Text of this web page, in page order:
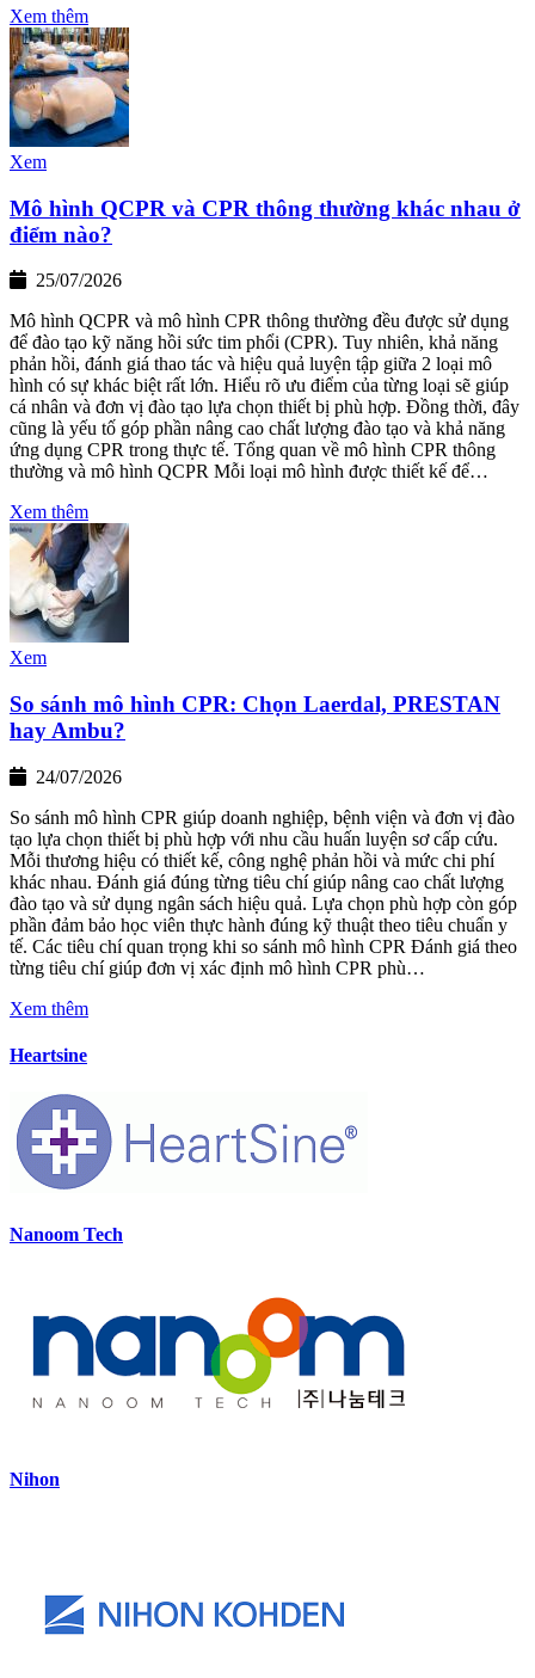
Xem thêm
Xem
Mô hình QCPR và CPR thông thường khác nhau ở
điểm nào?
25/07/2026
Mô hình QCPR và mô hình CPR thông thường đều được sử dụng
để đào tạo kỹ năng hồi sức tim phổi (CPR). Tuy nhiên, khả năng
phản hồi, đánh giá thao tác và hiệu quả luyện tập giữa 2 loại mô
hình có sự khác biệt rất lớn. Hiểu rõ ưu điểm của từng loại sẽ giúp
cá nhân và đơn vị đào tạo lựa chọn thiết bị phù hợp. Đồng thời, đây
cũng là yếu tố góp phần nâng cao chất lượng đào tạo và khả năng
ứng dụng CPR trong thực tế. Tổng quan về mô hình CPR thông
thường và mô hình QCPR Mỗi loại mô hình được thiết kế để…
Xem thêm
Xem
So sánh mô hình CPR: Chọn Laerdal, PRESTAN
hay Ambu?
24/07/2026
So sánh mô hình CPR giúp doanh nghiệp, bệnh viện và đơn vị đào
tạo lựa chọn thiết bị phù hợp với nhu cầu huấn luyện sơ cấp cứu.
Mỗi thương hiệu có thiết kế, công nghệ phản hồi và mức chi phí
khác nhau. Đánh giá đúng từng tiêu chí giúp nâng cao chất lượng
đào tạo và sử dụng ngân sách hiệu quả. Lựa chọn phù hợp còn góp
phần đảm bảo học viên thực hành đúng kỹ thuật theo tiêu chuẩn y
tế. Các tiêu chí quan trọng khi so sánh mô hình CPR Đánh giá theo
từng tiêu chí giúp đơn vị xác định mô hình CPR phù…
Xem thêm
Heartsine
Nanoom Tech
Nihon